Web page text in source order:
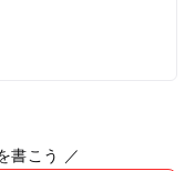
したw 記録は40回で
書こう ／